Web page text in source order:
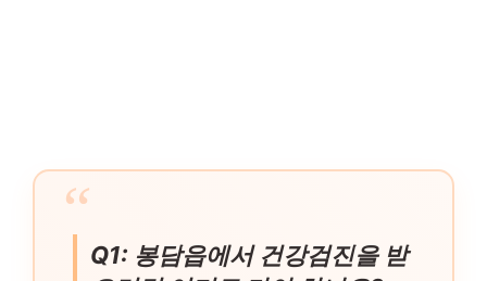
Q1: 봉담읍에서 건강검진을 받